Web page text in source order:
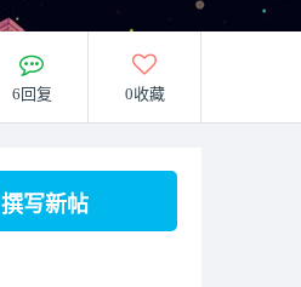
6回复 0收藏
撰写新帖